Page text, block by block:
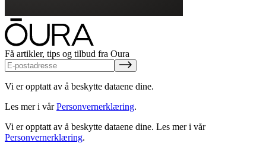
Få artikler, tips og tilbud fra Oura
Vi er opptatt av å beskytte dataene dine.
Les mer i vårPersonvernerklæring.
Vi er opptatt av å beskytte dataene dine. Les mer i vår
Personvernerklæring.